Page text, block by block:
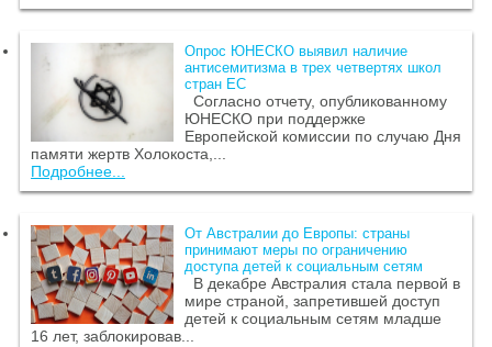
Опрос ЮНЕСКО выявил наличие
антисемитизма в трех четвертях школ
стран ЕС
Согласно отчету, опубликованному
ЮНЕСКО при поддержке
Европейской комиссии по случаю Дня
памяти жертв Холокоста,...
Подробнее...
От Австралии до Европы: страны
принимают меры по ограничению
доступа детей к социальным сетям
В декабре Австралия стала первой в
мире страной, запретившей доступ
детей к социальным сетям младше
16 лет, заблокировав...